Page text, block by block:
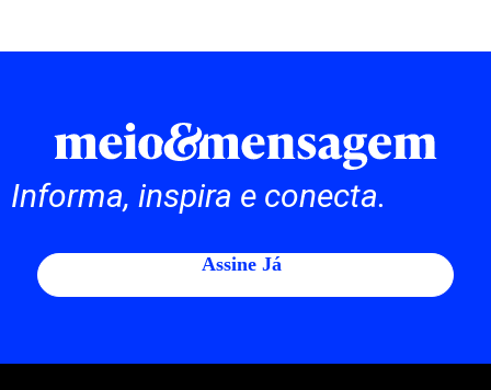
Informa, inspira e conecta.
Assine Já